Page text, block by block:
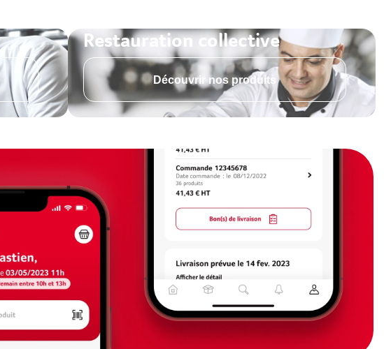
Restauration collective
Découvrir nos produits